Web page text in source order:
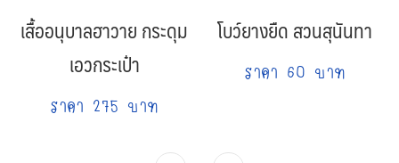
เสื้ออนุบาลฮาวาย กระดุม
เอวกระเป๋า
ราคา 275 บาท
โบว์ยางยืด สวนสุนันทา
ราคา 60 บาท